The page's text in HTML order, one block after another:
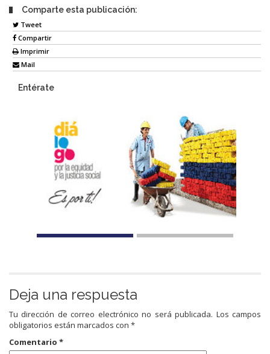
Comparte esta publicación:
Tweet
Compartir
Imprimir
Mail
Entérate
Deja una respuesta
Tu dirección de correo electrónico no será publicada. Los campos
obligatorios están marcados con *
Comentario *